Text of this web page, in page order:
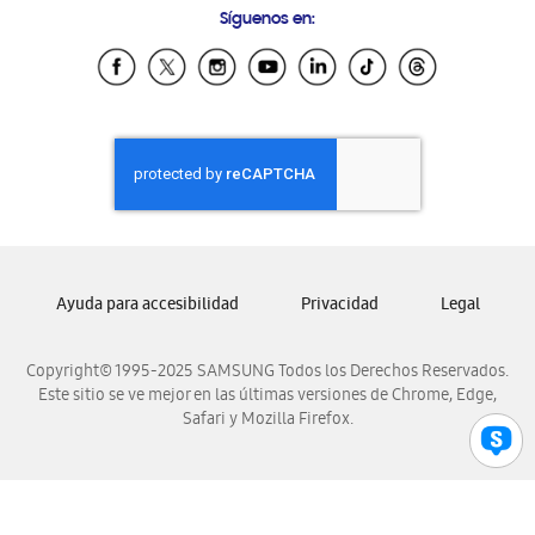
Samsung Ecuador
Samsung El Salvador
Samsung Honduras
Samsung Nicaragua
Samsung Panamá
Samsung Venezuela
Síguenos en:
Copyright© 1995-2025 SAMSUNG Todos los Derechos Reservados.
Este sitio se ve mejor en las últimas versiones de Chrome, Edge,
Safari y Mozilla Firefox.
Ayuda para accesibilidad Privacidad Legal